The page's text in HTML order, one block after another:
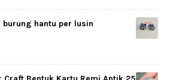
hantu per lusin